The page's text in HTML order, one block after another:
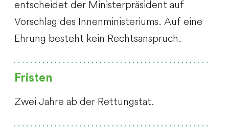
entscheidet der Ministerpräsident auf
Vorschlag des Innenministeriums. Auf eine
Ehrung besteht kein Rechtsanspruch.
Fristen
Zwei Jahre ab der Rettungstat.